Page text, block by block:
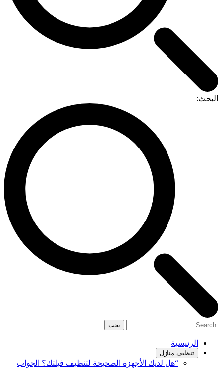
بحث
الرئيسية
تنظيف منازل
“هل لديك الأجهزة الصحيحة لتنظيف فيلتك؟ الجواب